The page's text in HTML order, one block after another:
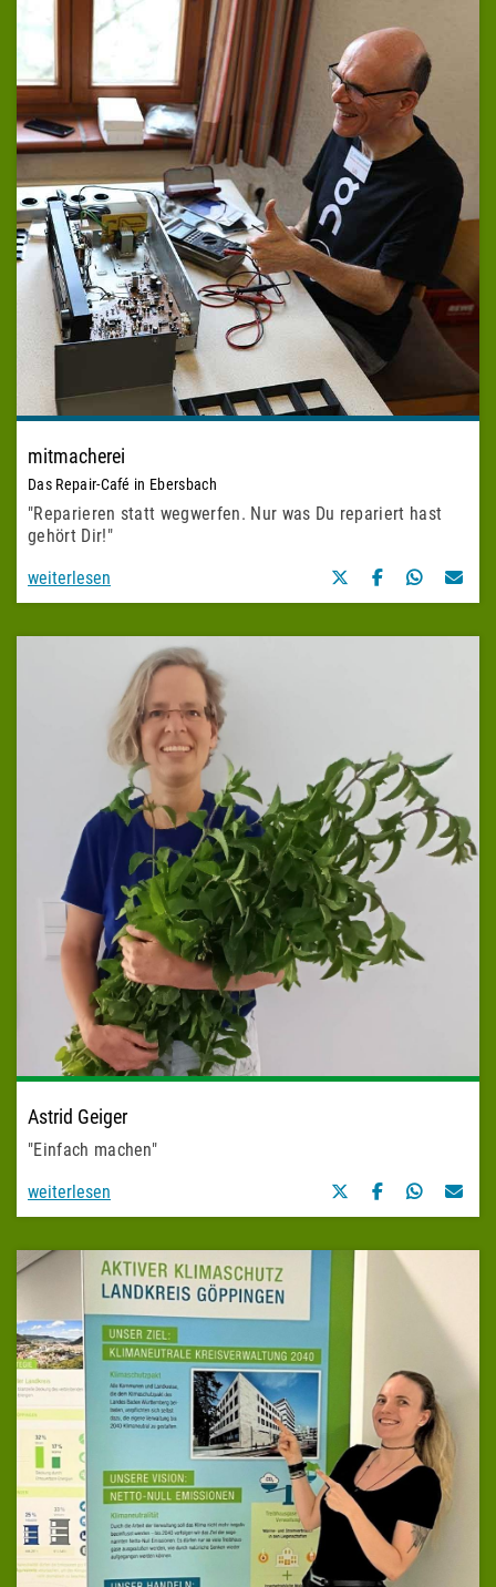
mitmacherei
Das Repair-Café in Ebersbach
"Reparieren statt wegwerfen. Nur was Du repariert hast
gehört Dir!"
weiterlesen
Astrid Geiger
"Einfach machen"
weiterlesen